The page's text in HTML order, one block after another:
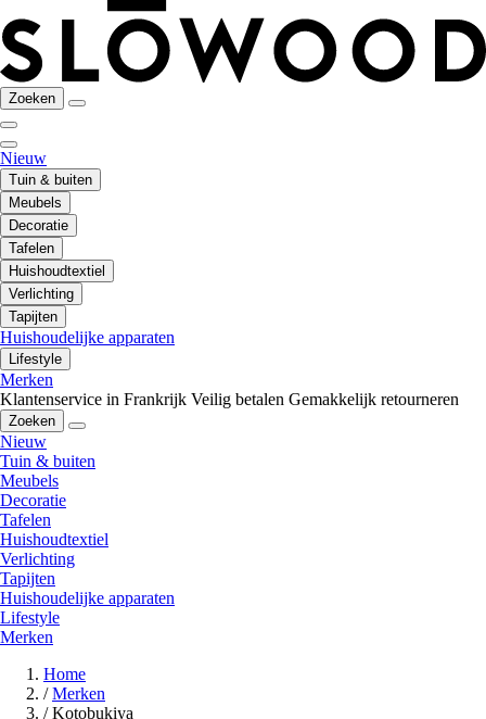
Zoeken
Nieuw
Tuin & buiten
Meubels
Decoratie
Tafelen
Huishoudtextiel
Verlichting
Tapijten
Huishoudelijke apparaten
Lifestyle
Merken
Klantenservice in Frankrijk Veilig betalen Gemakkelijk retourneren
Zoeken
Nieuw
Tuin & buiten
Meubels
Decoratie
Tafelen
Huishoudtextiel
Verlichting
Tapijten
Huishoudelijke apparaten
Lifestyle
Merken
Home
/ Merken
/ Kotobukiya